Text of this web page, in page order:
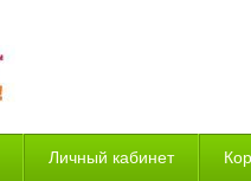
Личный кабинет